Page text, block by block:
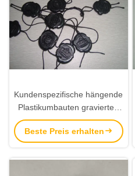
Kundenspezifische hängende
Plastikumbauten gravierten
schwarze
Plastiknamensschilder mit
Schleifen-Verschluss-Schnur
Beste Preis erhalten